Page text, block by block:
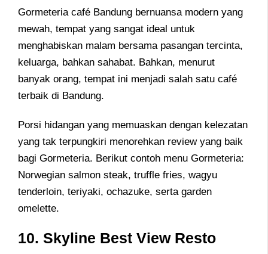
Gormeteria café Bandung bernuansa modern yang
mewah, tempat yang sangat ideal untuk
menghabiskan malam bersama pasangan tercinta,
keluarga, bahkan sahabat. Bahkan, menurut
banyak orang, tempat ini menjadi salah satu café
terbaik di Bandung.
Porsi hidangan yang memuaskan dengan kelezatan
yang tak terpungkiri menorehkan review yang baik
bagi Gormeteria. Berikut contoh menu Gormeteria:
Norwegian salmon steak, truffle fries, wagyu
tenderloin, teriyaki, ochazuke, serta garden
omelette.
10. Skyline Best View Resto